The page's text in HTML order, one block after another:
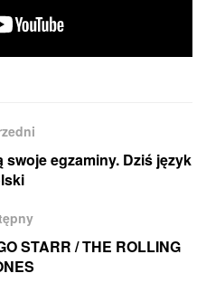
egzaminy. Dziś język
STARR / THE ROLLING